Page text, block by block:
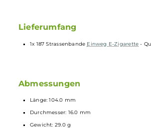
Ergonomisches
Zugautomatik